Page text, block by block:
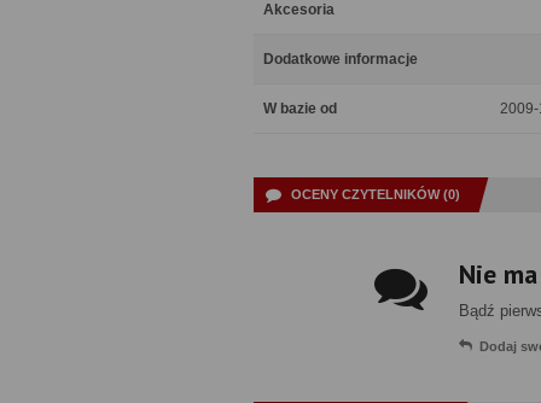
Akcesoria
Dodatkowe informacje
W bazie od
OCENY CZYTELNIKÓW (0)
Nie
Bądź
Dodaj